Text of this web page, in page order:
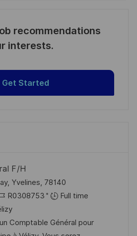
recommendations
interests.
Get Started
F/H
Yvelines, 78140
b
R0308753
Full time
Comptable Général pour